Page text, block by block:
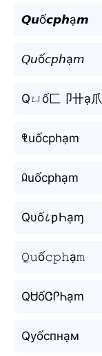
𝙌𝙪ố𝙘𝙥𝙝ạ𝙢
𝘘𝘶ố𝘤𝘱𝘩ạ𝘮
Qㄩố匚卩卄ạ爪
ꁸuốcphạm
ꆰuốcphạm
Qυố८ƿҺạɱ
𝚀𝚞ố𝚌𝚙𝚑ạ𝚖
QᏌốᏣᎵᏂạm
Qуốспнạм